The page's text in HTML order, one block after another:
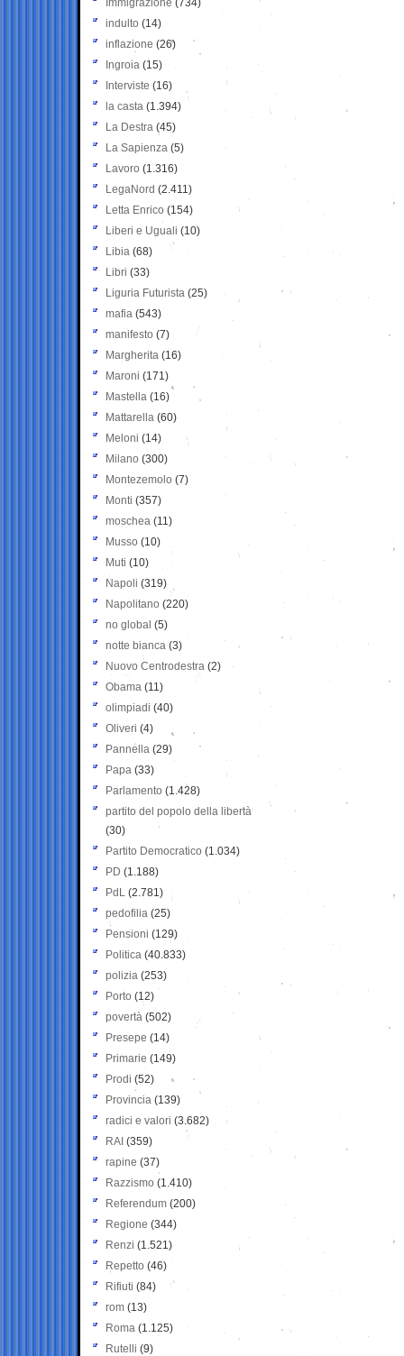
Immigrazione (734)
indulto (14)
inflazione (26)
Ingroia (15)
Interviste (16)
la casta (1.394)
La Destra (45)
La Sapienza (5)
Lavoro (1.316)
LegaNord (2.411)
Letta Enrico (154)
Liberi e Uguali (10)
Libia (68)
Libri (33)
Liguria Futurista (25)
mafia (543)
manifesto (7)
Margherita (16)
Maroni (171)
Mastella (16)
Mattarella (60)
Meloni (14)
Milano (300)
Montezemolo (7)
Monti (357)
moschea (11)
Musso (10)
Muti (10)
Napoli (319)
Napolitano (220)
no global (5)
notte bianca (3)
Nuovo Centrodestra (2)
Obama (11)
olimpiadi (40)
Oliveri (4)
Pannella (29)
Papa (33)
Parlamento (1.428)
partito del popolo della libertà
(30)
Partito Democratico (1.034)
PD (1.188)
PdL (2.781)
pedofilia (25)
Pensioni (129)
Politica (40.833)
polizia (253)
Porto (12)
povertà (502)
Presepe (14)
Primarie (149)
Prodi (52)
Provincia (139)
radici e valori (3.682)
RAI (359)
rapine (37)
Razzismo (1.410)
Referendum (200)
Regione (344)
Renzi (1.521)
Repetto (46)
Rifiuti (84)
rom (13)
Roma (1.125)
Rutelli (9)